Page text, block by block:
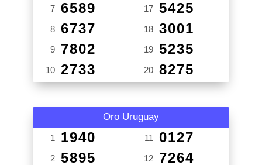
7 6589
8 6737
9 7802
10 2733
17 5425
18 3001
19 5235
20 8275
Oro Uruguay
1 1940
2 5895
11 0127
12 7264